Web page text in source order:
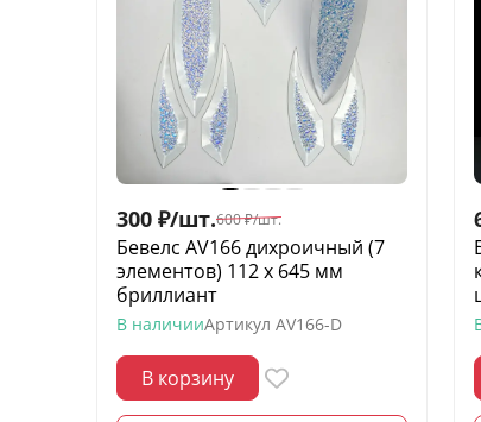
300 ₽/шт.600 ₽/шт.
Бевелс AV166 дихроичный (7
элементов) 112 х 645 мм
бриллиант
В наличииАртикул AV166-D
В корзину